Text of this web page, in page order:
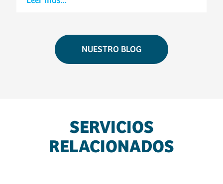
NUESTRO BLOG
SERVICIOS
RELACIONADOS